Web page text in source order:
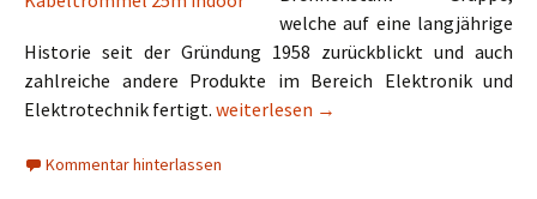
welche auf eine langjährige
Historie seit der Gründung 1958 zurückblickt und auch
zahlreiche andere Produkte im Bereich Elektronik und
Elektrotechnik fertigt. Brennenstuhl Garant Kabeltrommel
weiterlesen →
Kommentar hinterlassen